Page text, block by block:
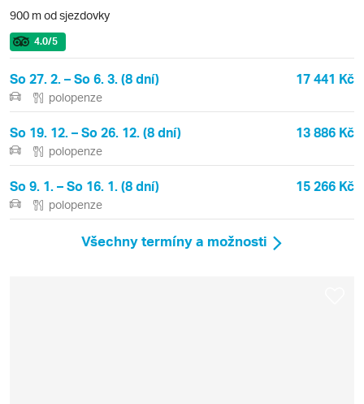
900 m od sjezdovky
4.0/5
So 27. 2. – So 6. 3. (8 dní) 17 441 Kč
polopenze
So 19. 12. – So 26. 12. (8 dní) 13 886 Kč
polopenze
So 9. 1. – So 16. 1. (8 dní) 15 266 Kč
polopenze
Všechny termíny a možnosti